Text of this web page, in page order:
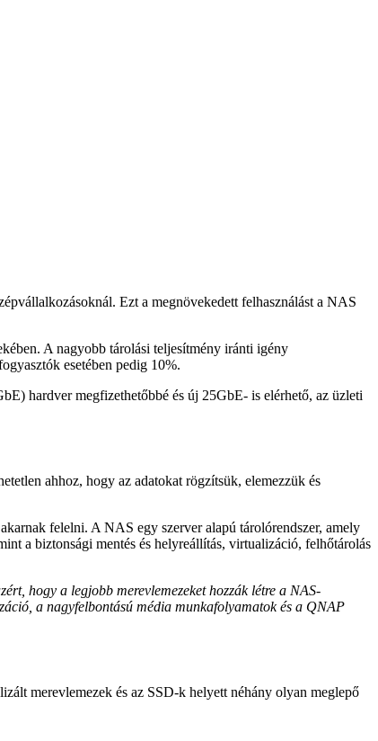
Ezt a megnövekedett felhasználást a NAS
A nagyobb tárolási teljesítmény iránti igény
esetében pedig 10%.
hardver megfizethetőbbé és új 25GbE- is elérhető, az üzleti
ahhoz, hogy az adatokat rögzítsük, elemezzük és
felelni. A NAS egy szerver alapú tárolórendszer, amely
a biztonsági mentés és helyreállítás, virtualizáció, felhőtárolás
hogy a legjobb merevlemezeket hozzák létre a NAS-
a nagyfelbontású média munkafolyamatok és a QNAP
merevlemezek és az SSD-k helyett néhány olyan meglepő